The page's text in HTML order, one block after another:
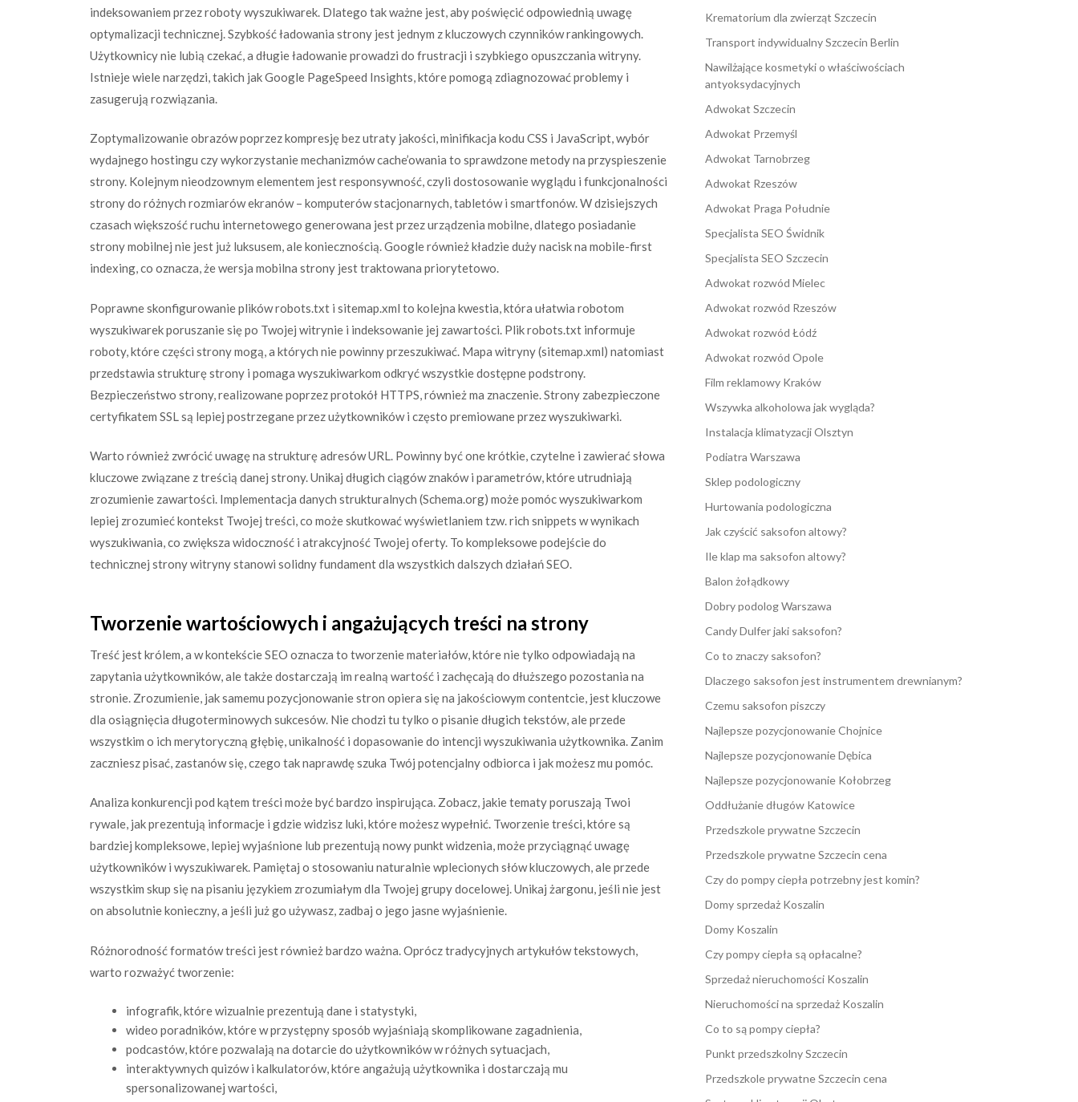
indeksowaniem przez roboty wyszukiwarek. Dlatego tak ważne jest, aby poświęcić odpowiednią uwagę
optymalizacji technicznej. Szybkość ładowania strony jest jednym z kluczowych czynników rankingowych.
Użytkownicy nie lubią czekać, a długie ładowanie prowadzi do frustracji i szybkiego opuszczania witryny.
Istnieje wiele narzędzi, takich jak Google PageSpeed Insights, które pomogą zdiagnozować problemy i
zasugerują rozwiązania.
Zoptymalizowanie obrazów poprzez kompresję bez utraty jakości, minifikacja kodu CSS i JavaScript, wybór
wydajnego hostingu czy wykorzystanie mechanizmów cache’owania to sprawdzone metody na przyspieszenie
strony. Kolejnym nieodzownym elementem jest responsywność, czyli dostosowanie wyglądu i funkcjonalności
strony do różnych rozmiarów ekranów – komputerów stacjonarnych, tabletów i smartfonów. W dzisiejszych
czasach większość ruchu internetowego generowana jest przez urządzenia mobilne, dlatego posiadanie
strony mobilnej nie jest już luksusem, ale koniecznością. Google również kładzie duży nacisk na mobile-first
indexing, co oznacza, że wersja mobilna strony jest traktowana priorytetowo.
Poprawne skonfigurowanie plików robots.txt i sitemap.xml to kolejna kwestia, która ułatwia robotom
wyszukiwarek poruszanie się po Twojej witrynie i indeksowanie jej zawartości. Plik robots.txt informuje
roboty, które części strony mogą, a których nie powinny przeszukiwać. Mapa witryny (sitemap.xml) natomiast
przedstawia strukturę strony i pomaga wyszukiwarkom odkryć wszystkie dostępne podstrony.
Bezpieczeństwo strony, realizowane poprzez protokół HTTPS, również ma znaczenie. Strony zabezpieczone
certyfikatem SSL są lepiej postrzegane przez użytkowników i często premiowane przez wyszukiwarki.
Warto również zwrócić uwagę na strukturę adresów URL. Powinny być one krótkie, czytelne i zawierać słowa
kluczowe związane z treścią danej strony. Unikaj długich ciągów znaków i parametrów, które utrudniają
zrozumienie zawartości. Implementacja danych strukturalnych (Schema.org) może pomóc wyszukiwarkom
lepiej zrozumieć kontekst Twojej treści, co może skutkować wyświetlaniem tzw. rich snippets w wynikach
wyszukiwania, co zwiększa widoczność i atrakcyjność Twojej oferty. To kompleksowe podejście do
technicznej strony witryny stanowi solidny fundament dla wszystkich dalszych działań SEO.
Tworzenie wartościowych i angażujących treści na strony
Treść jest królem, a w kontekście SEO oznacza to tworzenie materiałów, które nie tylko odpowiadają na
zapytania użytkowników, ale także dostarczają im realną wartość i zachęcają do dłuższego pozostania na
stronie. Zrozumienie, jak samemu pozycjonowanie stron opiera się na jakościowym contentcie, jest kluczowe
dla osiągnięcia długoterminowych sukcesów. Nie chodzi tu tylko o pisanie długich tekstów, ale przede
wszystkim o ich merytoryczną głębię, unikalność i dopasowanie do intencji wyszukiwania użytkownika. Zanim
zaczniesz pisać, zastanów się, czego tak naprawdę szuka Twój potencjalny odbiorca i jak możesz mu pomóc.
Analiza konkurencji pod kątem treści może być bardzo inspirująca. Zobacz, jakie tematy poruszają Twoi
rywale, jak prezentują informacje i gdzie widzisz luki, które możesz wypełnić. Tworzenie treści, które są
bardziej kompleksowe, lepiej wyjaśnione lub prezentują nowy punkt widzenia, może przyciągnąć uwagę
użytkowników i wyszukiwarek. Pamiętaj o stosowaniu naturalnie wplecionych słów kluczowych, ale przede
wszystkim skup się na pisaniu językiem zrozumiałym dla Twojej grupy docelowej. Unikaj żargonu, jeśli nie jest
on absolutnie konieczny, a jeśli już go używasz, zadbaj o jego jasne wyjaśnienie.
Różnorodność formatów treści jest również bardzo ważna. Oprócz tradycyjnych artykułów tekstowych,
warto rozważyć tworzenie:
infografik, które wizualnie prezentują dane i statystyki,
wideo poradników, które w przystępny sposób wyjaśniają skomplikowane zagadnienia,
podcastów, które pozwalają na dotarcie do użytkowników w różnych sytuacjach,
interaktywnych quizów i kalkulatorów, które angażują użytkownika i dostarczają mu
spersonalizowanej wartości,
Krematorium dla zwierząt Szczecin
Transport indywidualny Szczecin Berlin
Nawilżające kosmetyki o właściwościach
antyoksydacyjnych
Adwokat Szczecin
Adwokat Przemyśl
Adwokat Tarnobrzeg
Adwokat Rzeszów
Adwokat Praga Południe
Specjalista SEO Świdnik
Specjalista SEO Szczecin
Adwokat rozwód Mielec
Adwokat rozwód Rzeszów
Adwokat rozwód Łódź
Adwokat rozwód Opole
Film reklamowy Kraków
Wszywka alkoholowa jak wygląda?
Instalacja klimatyzacji Olsztyn
Podiatra Warszawa
Sklep podologiczny
Hurtowania podologiczna
Jak czyścić saksofon altowy?
Ile klap ma saksofon altowy?
Balon żołądkowy
Dobry podolog Warszawa
Candy Dulfer jaki saksofon?
Co to znaczy saksofon?
Dlaczego saksofon jest instrumentem drewnianym?
Czemu saksofon piszczy
Najlepsze pozycjonowanie Chojnice
Najlepsze pozycjonowanie Dębica
Najlepsze pozycjonowanie Kołobrzeg
Oddłużanie długów Katowice
Przedszkole prywatne Szczecin
Przedszkole prywatne Szczecin cena
Czy do pompy ciepła potrzebny jest komin?
Domy sprzedaż Koszalin
Domy Koszalin
Czy pompy ciepła są opłacalne?
Sprzedaż nieruchomości Koszalin
Nieruchomości na sprzedaż Koszalin
Co to są pompy ciepła?
Punkt przedszkolny Szczecin
Przedszkole prywatne Szczecin cena